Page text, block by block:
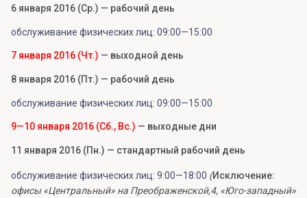
6 января 2016 (Ср.) — рабочий день
обслуживание физических лиц: 09:00—15:00
7 января 2016 (Чт.) — выходной день
8 января 2016 (Пт.) — рабочий день
обслуживание физических лиц: 09:00—15:00
9—10 января 2016 (Сб., Вс.) — выходные дни
11 января 2016 (Пн.) — стандартный рабочий день
обслуживание физических лиц: 9:00—18:00 (Исключение:
офисы «Центральный» на Преображенской,4, «Юго-западный»